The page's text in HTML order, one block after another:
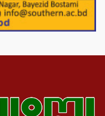
উপজেলা শাখার